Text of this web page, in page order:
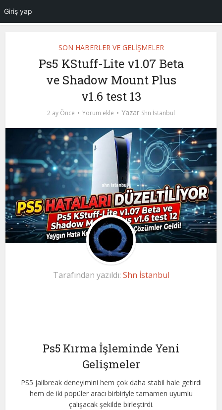
SON HABERLER VE GELİŞMELER
Ps5 KStuff-Lite v1.07 Beta
ve Shadow Mount Plus
v1.6 test 13
2 ay Önce Yorum ekle Yazar Shn İstanbul
Tarafından yazıldı: Shn İstanbul
Ps5 Kırma İşleminde Yeni
Gelişmeler
PS5 jailbreak deneyimini hem çok daha stabil hale getirdi
hem de iki popüler aracı birbiriyle tamamen uyumlu
çalışacak şekilde birleştirdi.
Giriş yap